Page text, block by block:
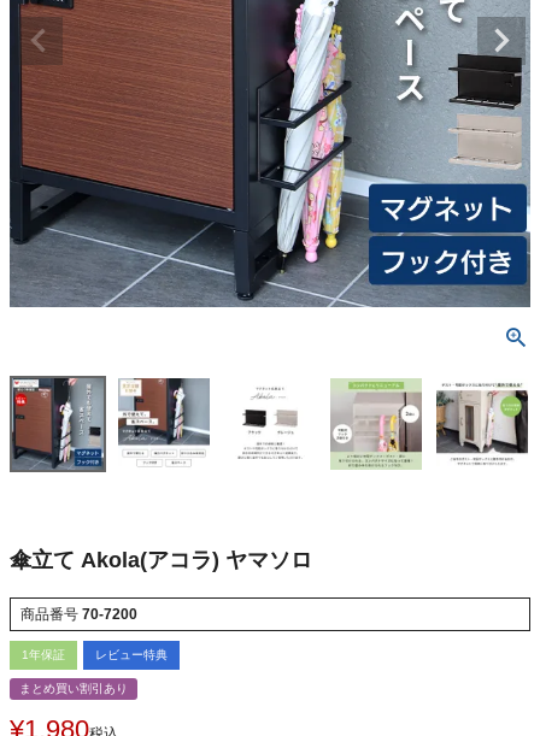
傘立て Akola(アコラ) ヤマソロ
商品番号 70-7200
1年保証 レビュー特典
まとめ買い割引あり
¥1,980